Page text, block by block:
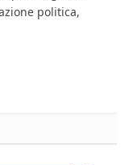
politica,